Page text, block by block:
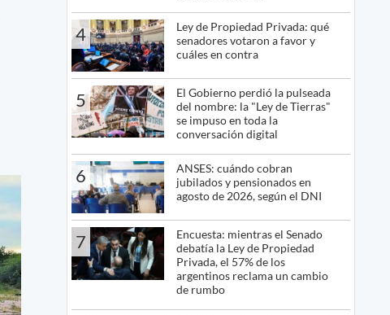
4
Ley de Propiedad Privada: qué
senadores votaron a favor y
cuáles en contra
5
El Gobierno perdió la pulseada
del nombre: la "Ley de Tierras"
se impuso en toda la
conversación digital
6
ANSES: cuándo cobran
jubilados y pensionados en
agosto de 2026, según el DNI
7
Encuesta: mientras el Senado
debatía la Ley de Propiedad
Privada, el 57% de los
argentinos reclama un cambio
de rumbo